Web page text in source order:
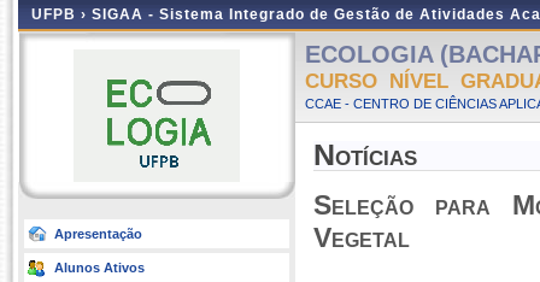
UFPB › SIGAA - Sistema Integrado de Gestão de Atividades
Apresentação
Alunos Ativos
ECOLOGIA
CURSO NÍVEL
CCAE - CENTRO DE CIÊNCIAS
Notícias
Seleção para
Vegetal